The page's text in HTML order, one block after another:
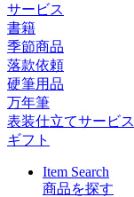
サービス
書籍
季節商品
落款依頼
硬筆用品
万年筆
表装仕立てサービス
ギフト
Item Search
商品を探す